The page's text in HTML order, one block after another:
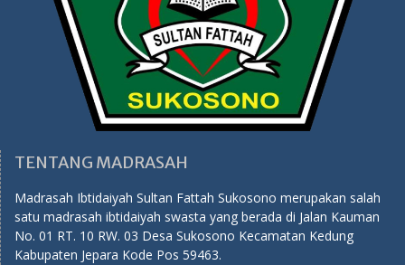
TENTANG MADRASAH
Madrasah Ibtidaiyah Sultan Fattah Sukosono merupakan salah
satu madrasah ibtidaiyah swasta yang berada di Jalan Kauman
No. 01 RT. 10 RW. 03 Desa Sukosono Kecamatan Kedung
Kabupaten Jepara Kode Pos 59463.